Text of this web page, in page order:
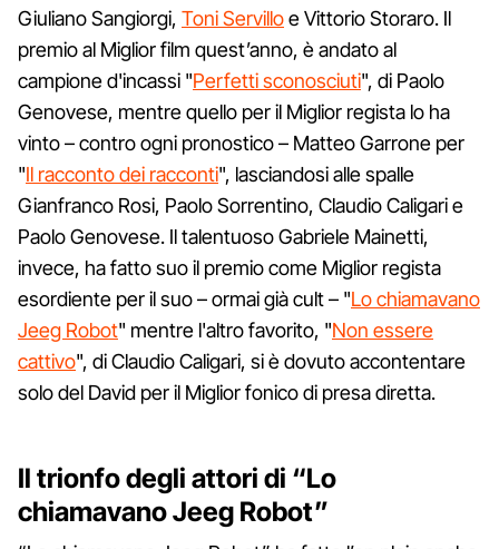
Giuliano Sangiorgi, Toni Servilloe Vittorio Storaro. Il
premio al Miglior film quest’anno, è andato al
campione d'incassi "Perfetti sconosciuti", di Paolo
Genovese, mentre quello per il Miglior regista lo ha
vinto – contro ogni pronostico – Matteo Garrone per
"Il racconto dei racconti", lasciandosi alle spalle
Gianfranco Rosi, Paolo Sorrentino, Claudio Caligari e
Paolo Genovese. Il talentuoso Gabriele Mainetti,
invece, ha fatto suo il premio come Miglior regista
esordiente per il suo – ormai già cult – "Lo chiamavano
Jeeg Robot" mentre l'altro favorito, "Non essere
cattivo", di Claudio Caligari, si è dovuto accontentare
solo del David per il Miglior fonico di presa diretta.
Il trionfo degli attori di “Lo
chiamavano Jeeg Robot”